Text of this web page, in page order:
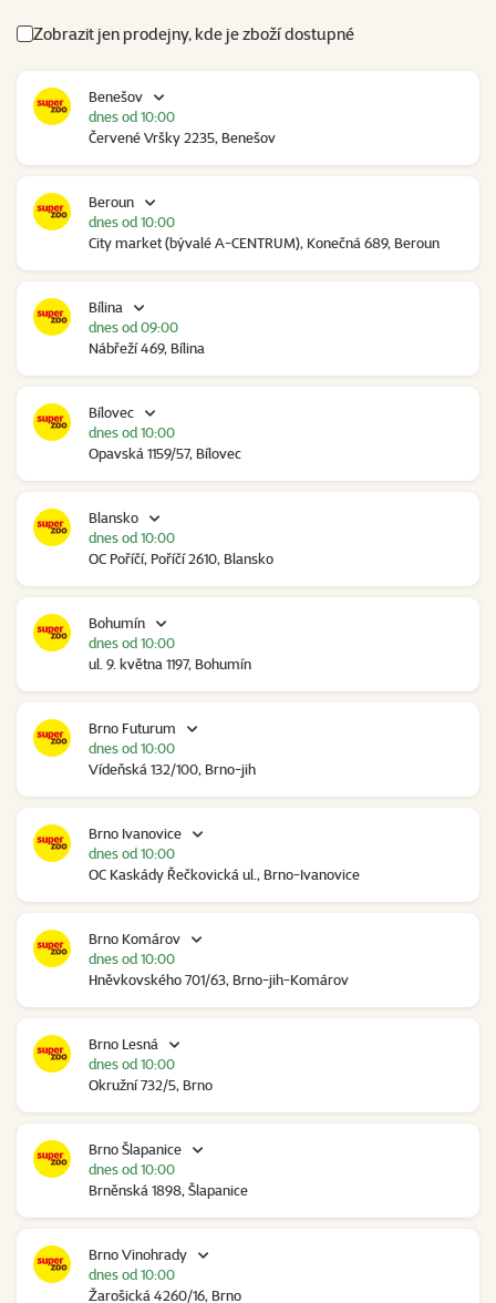
Zobrazit jen prodejny, kde je zboží dostupné
Benešov
Červené Vršky 2235, Benešov
dnes od 10:00
Beroun
City market (bývalé A-CENTRUM), Konečná 689, Beroun
dnes od 10:00
Bílina
Nábřeží 469, Bílina
dnes od 09:00
Bílovec
Opavská 1159/57, Bílovec
dnes od 10:00
Blansko
OC Poříčí, Poříčí 2610, Blansko
dnes od 10:00
Bohumín
ul. 9. května 1197, Bohumín
dnes od 10:00
Brno Futurum
Vídeňská 132/100, Brno-jih
dnes od 10:00
Brno Ivanovice
OC Kaskády Řečkovická ul., Brno-Ivanovice
dnes od 10:00
Brno Komárov
Hněvkovského 701/63, Brno-jih-Komárov
dnes od 10:00
Brno Lesná
Okružní 732/5, Brno
dnes od 10:00
Brno Šlapanice
Brněnská 1898, Šlapanice
dnes od 10:00
Brno Vinohrady
Žarošická 4260/16, Brno
dnes od 10:00